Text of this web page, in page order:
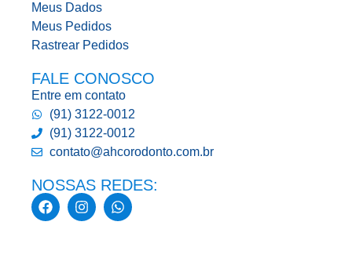
Meus Dados
Meus Pedidos
Rastrear Pedidos
FALE CONOSCO
Entre em contato
(91) 3122-0012
(91) 3122-0012
contato@ahcorodonto.com.br
NOSSAS REDES: